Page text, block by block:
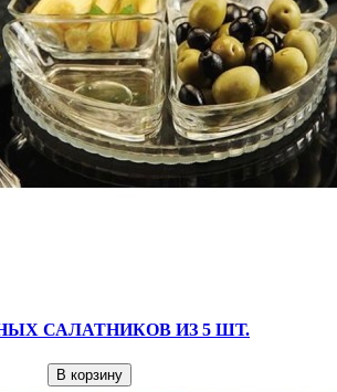
САЛАТНИКОВ ИЗ 5 ШТ.
В корзину